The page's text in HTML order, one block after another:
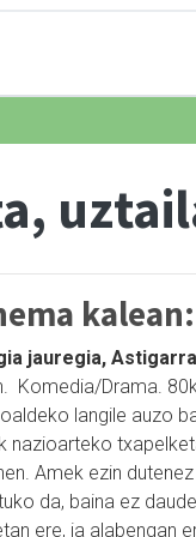
jauregia,
Komedia/Drama.
langile auzo
nazioarteko
Amek ezin
da, baina ez
ere, ia alabengan